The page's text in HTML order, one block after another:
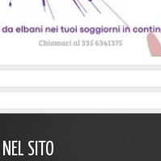
NEL SITO